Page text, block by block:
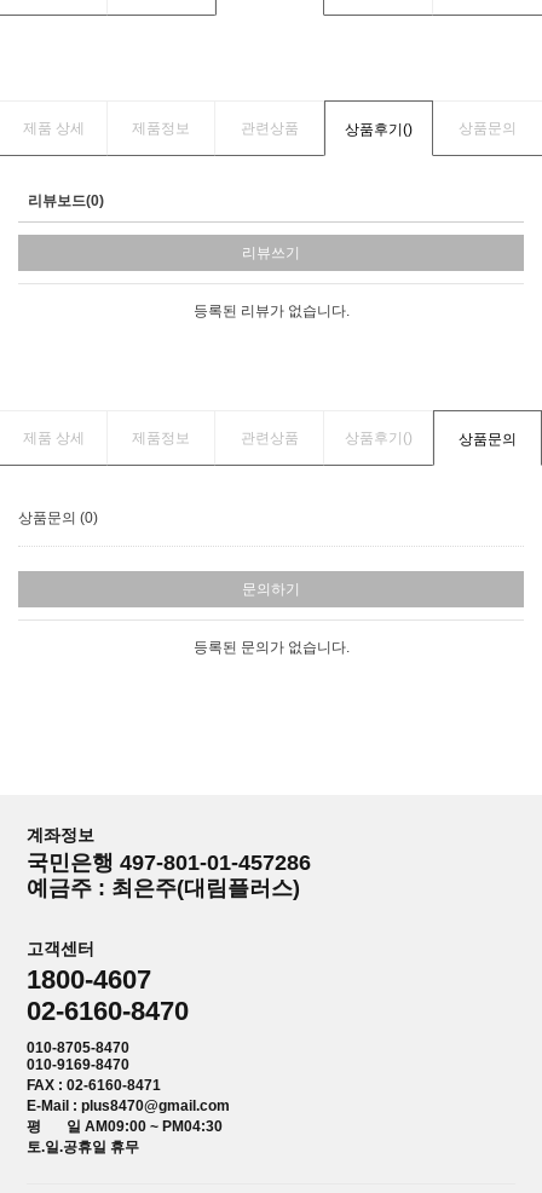
제품 상세 제품정보 관련상품 상품후기() 상품문의
리뷰보드(0)
리뷰쓰기
등록된 리뷰가 없습니다.
제품 상세 제품정보 관련상품 상품후기() 상품문의
상품문의 (0)
문의하기
등록된 문의가 없습니다.
계좌정보
국민은행 497-801-01-457286
예금주 : 최은주(대림플러스)
고객센터
1800-4607
02-6160-8470
010-8705-8470
010-9169-8470
FAX : 02-6160-8471
E-Mail : plus8470@gmail.com
평 일 AM09:00 ~ PM04:30
토.일.공휴일 휴무